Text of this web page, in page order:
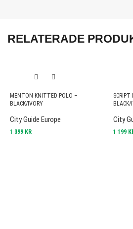
RELATERADE
MENTON KNITTED POLO –
BLACK/IVORY
City Guide Europe
1 399 KR
SCRIPT
BLACK/
City
1 199